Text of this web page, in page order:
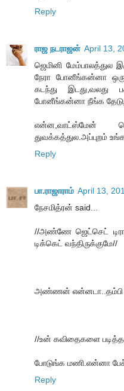
Reply
ராஜ நடராஜன் April 13,
ஜெமினி மேம்பாலத்துல
நேரா போனீங்கன்னா
கடந்து இடது,வலது
போனீங்கன்னா நீங்க
என்ன,வாட்ஸ்மேன்
துவக்கத்துல.அப்புறம்
Reply
பா.ராஜாராம் April 13,
நேசமித்ரன் said...
//அண்ணே ஜெட்செட்
டிக்கெட் வந்திருக்குமே//
அண்ணன் என்னடா..தம்பி
//உன் கவிதைகளை
போடுங்க மணி.என்னா
Reply